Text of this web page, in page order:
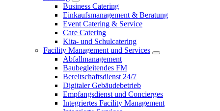
Business Catering
Einkaufsmanagement & Beratung
Event Catering & Service
Care Catering
Kita- und Schulcatering
Facility Management und Services
Abfallmanagement
Baubegleitendes FM
Bereitschaftsdienst 24/7
Digitaler Gebäudebetrieb
Empfangsdienst und Concierges
Integriertes Facility Management